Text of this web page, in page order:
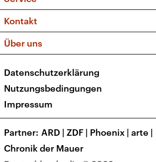
Musikliste
Kakadu – Das Kinderprogramm
Frequenzen (UKW + DAB+)
FAQ
Apps
Newsletter
Veranstaltungen
Kontakt
Social Media
Über uns
Presse
Karriere
Transparenz
Datenschutzerklärung
Nutzungsbedingungen
Impressum
Partner ARD | ZDF | Phoenix | arte |
Chronik der Mauer